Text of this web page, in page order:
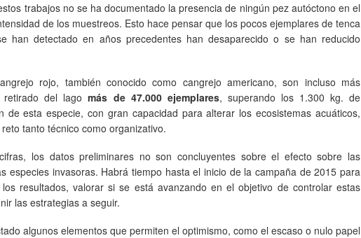
trabajos no se ha documentado la presencia de ningún pez autóctono en el
de los muestreos. Esto hace pensar que los pocos ejemplares de tenca
han detectado en años precedentes han desaparecido o se han reducido
rojo, también conocido como cangrejo americano, son incluso más
retirado del lagomás de 47.000 ejemplares, superando los 1.300 kg. de
de esta especie, con gran capacidad para alterar los ecosistemas acuáticos,
tanto técnico como organizativo.
los datos preliminares no son concluyentes sobre el efecto sobre las
especies invasoras. Habrá tiempo hasta el inicio de la campaña de 2015 para
resultados, valorar si se está avanzando en el objetivo de controlar estas
las estrategias a seguir.
algunos elementos que permiten el optimismo, como el escaso o nulo papel